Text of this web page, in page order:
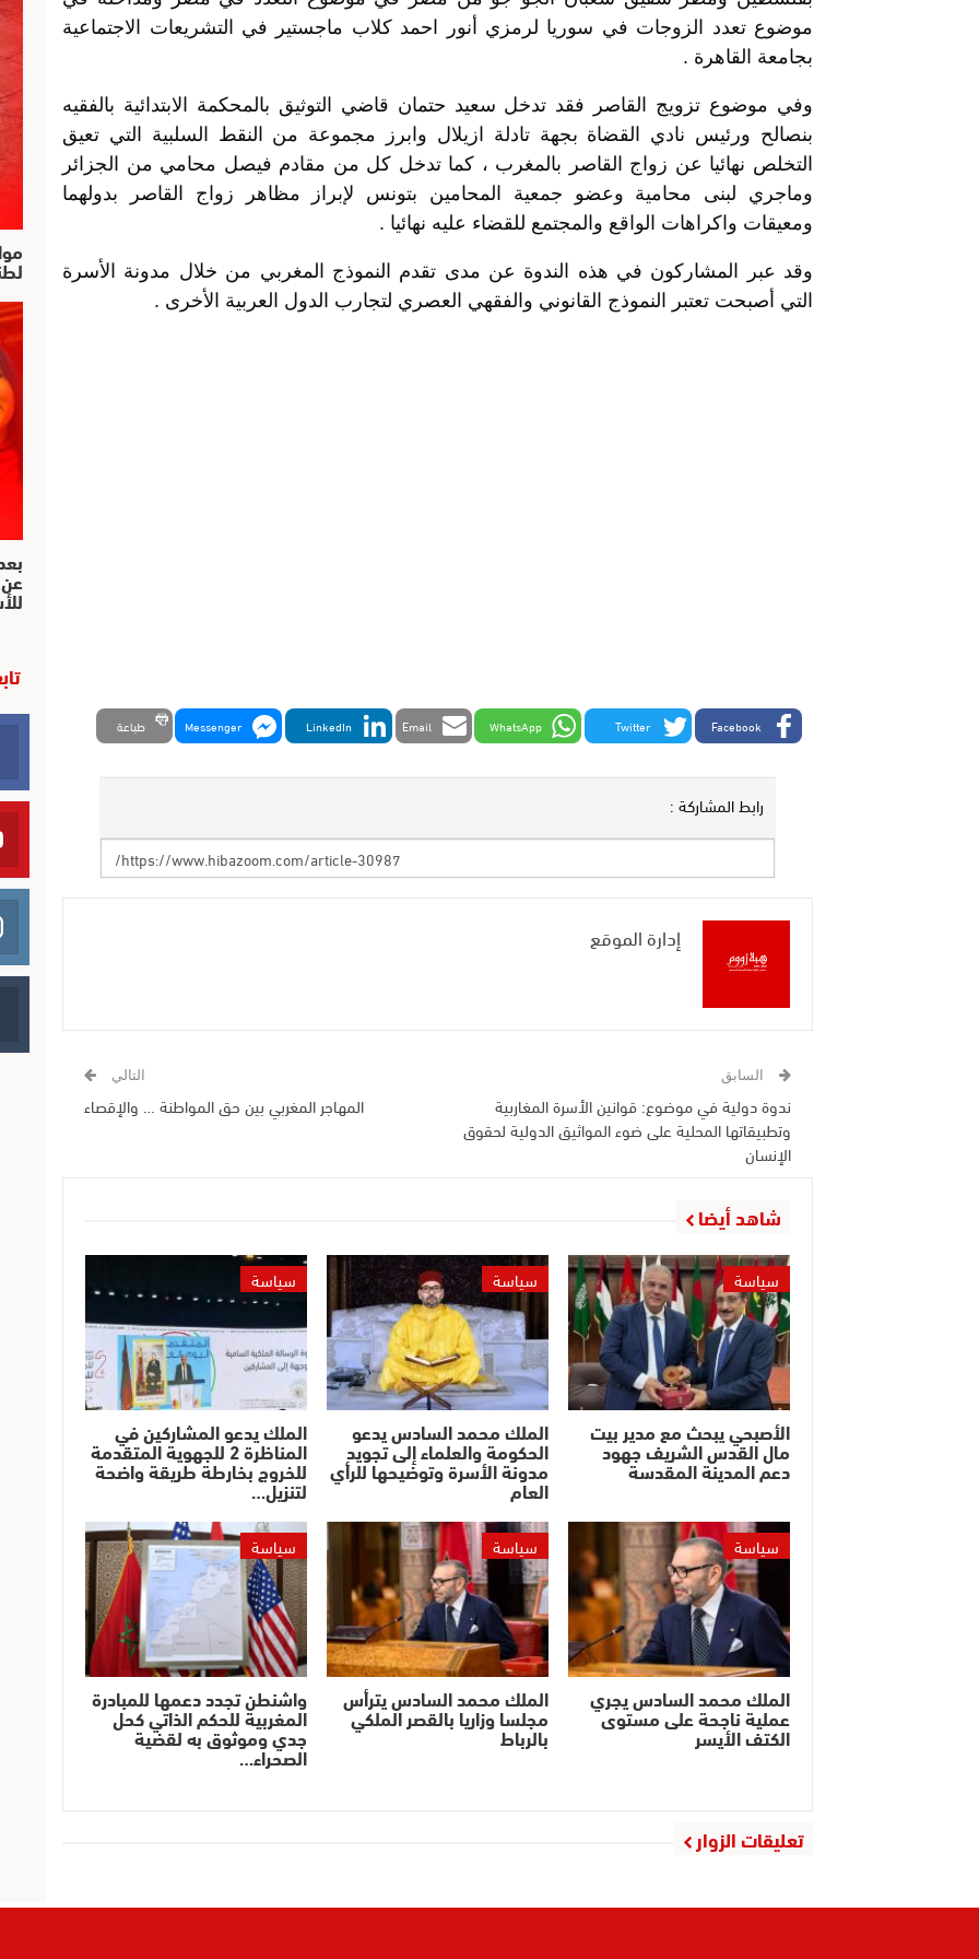
موضوع تعدد الزوجات في سوريا لرمزي أنور احمد كلاب ماجستير في التشريعات الاجتماعية
بجامعة القاهرة .
وفي موضوع تزويج القاصر فقد تدخل سعيد حتمان قاضي التوثيق بالمحكمة الابتدائية بالفقيه
بنصالح ورئيس نادي القضاة بجهة تادلة ازيلال وابرز مجموعة من النقط السلبية التي تعيق
التخلص نهائيا عن زواج القاصر بالمغرب ، كما تدخل كل من مقادم فيصل محامي من الجزائر
وماجري لبنى محامية وعضو جمعية المحامين بتونس لإبراز مظاهر زواج القاصر بدولهما
ومعيقات واكراهات الواقع والمجتمع للقضاء عليه نهائيا .
وقد عبر المشاركون في هذه الندوة عن مدى تقدم النموذج المغربي من خلال مدونة الأسرة
التي أصبحت تعتبر النموذج القانوني والفقهي العصري لتجارب الدول العربية الأخرى .
Facebook
Twitter
WhatsApp
Email
LinkedIn
Messenger طباعة
رابط المشاركة :
إدارة الموقع
السابق
ندوة دولية في موضوع: قوانين الأسرة المغاربية
وتطبيقاتها المحلية على ضوء المواثيق الدولية لحقوق
الإنسان
التالي
المهاجر المغربي بين حق المواطنة … والإقصاء
شاهد أيضا
سياسة
الأصبحي يبحث مع مدير بيت
مال القدس الشريف جهود
دعم المدينة المقدسة
سياسة
الملك محمد السادس يدعو
الحكومة والعلماء إلى تجويد
مدونة الأسرة وتوضيحها للرأي
العام
سياسة
الملك يدعو المشاركين في
المناظرة 2 للجهوية المتقدمة
للخروج بخارطة طريقة واضحة
لتنزيل…
سياسة
الملك محمد السادس يجري
عملية ناجحة على مستوى
الكتف الأيسر
سياسة
الملك محمد السادس يترأس
مجلسا وزاريا بالقصر الملكي
بالرباط
سياسة
واشنطن تجدد دعمها للمبادرة
المغربية للحكم الذاتي كحل
جدي وموثوق به لقضية
الصحراء…
تعليقات الزوار